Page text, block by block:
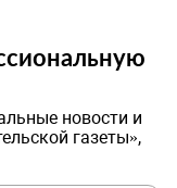
новости и
газеты»,